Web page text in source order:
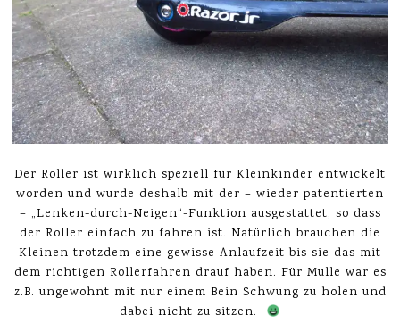
Der Roller ist wirklich speziell für Kleinkinder entwickelt
worden und wurde deshalb mit der – wieder patentierten
– „Lenken-durch-Neigen“-Funktion ausgestattet, so dass
der Roller einfach zu fahren ist. Natürlich brauchen die
Kleinen trotzdem eine gewisse Anlaufzeit bis sie das mit
dem richtigen Rollerfahren drauf haben. Für Mulle war es
z.B. ungewohnt mit nur einem Bein Schwung zu holen und
dabei nicht zu sitzen.